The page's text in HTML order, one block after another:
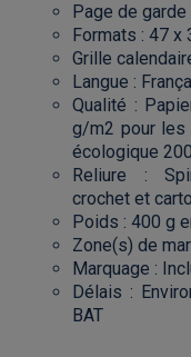
Page de
Formats : 47 x
Grille
Langue :
Qualité :
g/m2 pour les
écologique
Reliure :
crochet et
Poids : 400 g
Zone(s) de
Marquage :
Délais :
BAT